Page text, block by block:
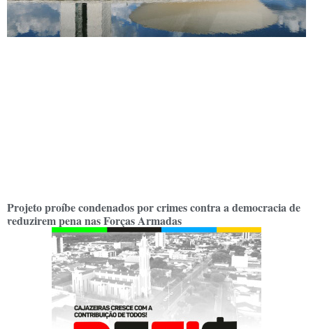
Projeto proíbe condenados por crimes contra a democracia de
reduzirem pena nas Forças Armadas